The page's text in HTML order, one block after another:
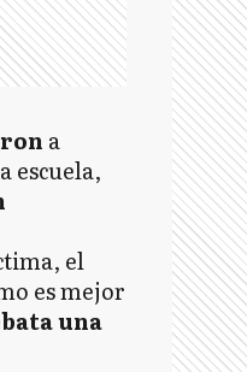
a
escuela,
el
es mejor
una